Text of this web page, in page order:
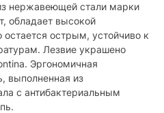
нержавеющей стали марки
обладает высокой
остается острым, устойчиво к
Лезвие украшено
Эргономичная
выполненная из
с антибактериальным